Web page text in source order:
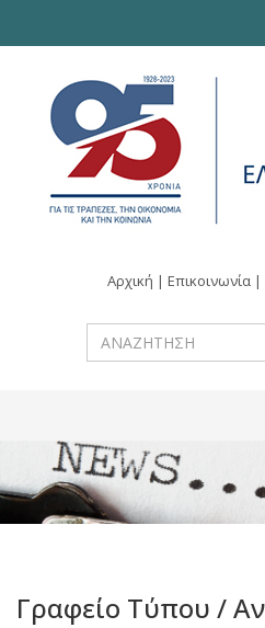
Αρχική | Επικοινωνία |
Γραφείο Τύπου /